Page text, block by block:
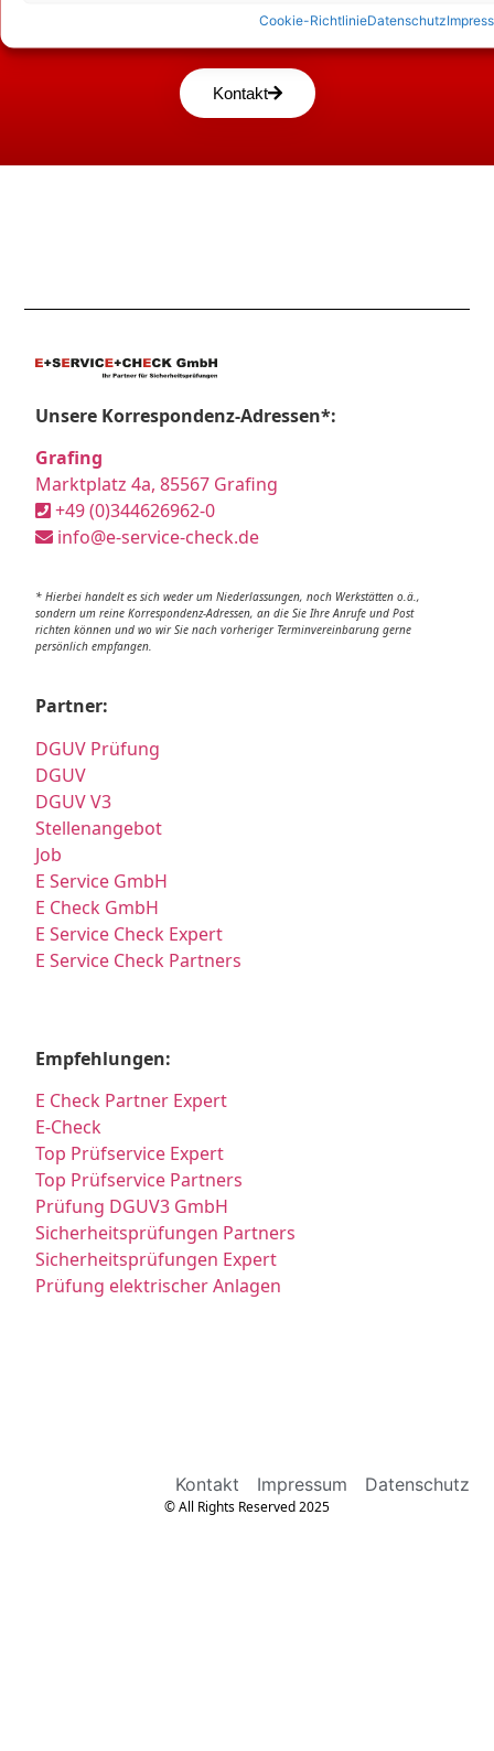
Cookie-RichtlinieDatenschutz
Zum Kontaktformular
Kontakt
Unsere Korrespondenz-Adressen*:
Grafing
Marktplatz 4a, 85567 Grafing
+49 (0)344626962-0
info@e-service-check.de
* Hierbei handelt es sich weder um Niederlassungen, noch Werkstätten o.ä.,
sondern um reine Korrespondenz-Adressen, an die Sie Ihre Anrufe und Post
richten können und wo wir Sie nach vorheriger Terminvereinbarung gerne
persönlich empfangen.
Partner:
DGUV Prüfung
DGUV
DGUV V3
Stellenangebot
Job
E Service GmbH
E Check GmbH
E Service Check Expert
E Service Check Partners
Empfehlungen:
E Check Partner Expert
E-Check
Top Prüfservice Expert
Top Prüfservice Partners
Prüfung DGUV3 GmbH
Sicherheitsprüfungen Partners
Sicherheitsprüfungen Expert
Prüfung elektrischer Anlagen
Kontakt Impressum Datenschutz
© All Rights Reserved 2025